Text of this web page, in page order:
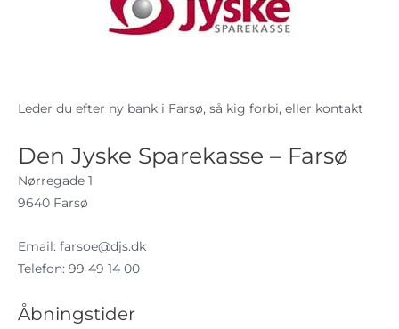
Leder du efter ny bank i Farsø, så kig forbi, eller kontakt
Den Jyske Sparekasse – Farsø
Nørregade 1
9640 Farsø
Email: farsoe@djs.dk
Telefon: 99 49 14 00
Åbningstider